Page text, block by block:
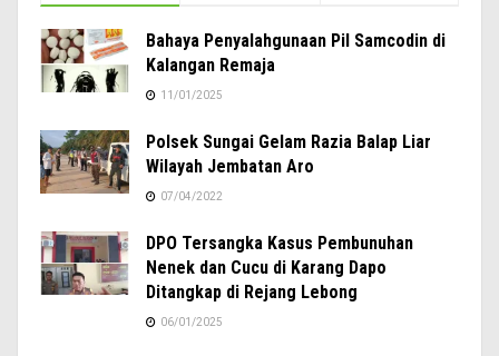
Bahaya Penyalahgunaan Pil Samcodin di
Kalangan Remaja
11/01/2025
Polsek Sungai Gelam Razia Balap Liar
Wilayah Jembatan Aro
07/04/2022
DPO Tersangka Kasus Pembunuhan
Nenek dan Cucu di Karang Dapo
Ditangkap di Rejang Lebong
06/01/2025